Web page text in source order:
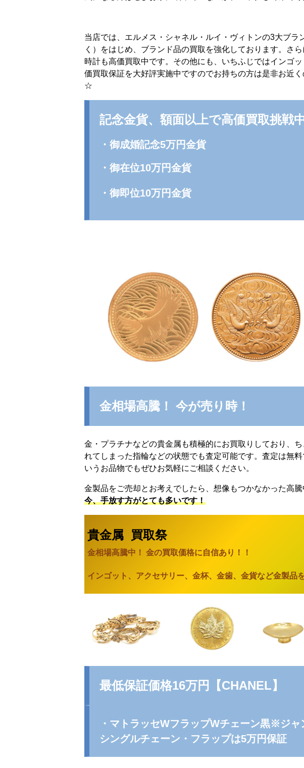
当店では、エルメス・シャネル・ルイ・ヴィトンの3大ブ
く）をはじめ、ブランド品の買取を強化しております。さ
時計も高価買取中です。その他にも、いちふじではインゴ
価買取保証を大好評実施中ですのでお持ちの方は是非お近
☆
記念金貨、額面以上で高価買取
・御成婚記念5万円金貨
・御在位10万円金貨
・御即位10万円金貨
金相場高騰！ 今が売り時！
金・プラチナなどの貴金属も積極的にお買取りしており、
れてしまった指輪などの状態でも査定可能です。査定は無
いうお品物でもぜひお気軽にご相談ください。
金製品をご売却とお考えでしたら、想像もつかなかった高
今、手放す方がとても多いです！
貴金属 買取祭
金相場高騰中！ 金の買取価格に自信あり ！！
インゴット、アクセサリー、金杯、金歯、金貨など金製品
最低保証価格16万円【CHANEL】
・マトラッセWフラップWチェーン黒※ジ
シングルチェーン・フラップは5万円保証